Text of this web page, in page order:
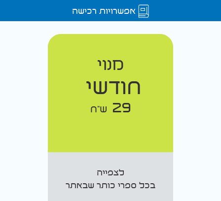
אפשרויות רכישה
מנוי
חודשי
29 ש"ח
לצפייה
בכל ספרי כותר שבאתר